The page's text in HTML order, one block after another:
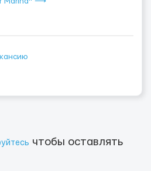
чтобы оставлять